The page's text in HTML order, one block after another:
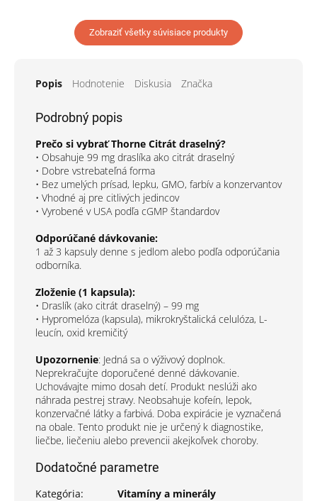
Zobraziť všetky súvisiace produkty
Popis Hodnotenie Diskusia Značka
Podrobný popis
Prečo si vybrať Thorne Citrát draselný?
• Obsahuje 99 mg draslíka ako citrát draselný
• Dobre vstrebateľná forma
• Bez umelých prísad, lepku, GMO, farbív a konzervantov
• Vhodné aj pre citlivých jedincov
• Vyrobené v USA podľa cGMP štandardov
Odporúčané dávkovanie:
1 až 3 kapsuly denne s jedlom alebo podľa odporúčania
odborníka.
Zloženie (1 kapsula):
• Draslík (ako citrát draselný) – 99 mg
• Hypromelóza (kapsula), mikrokryštalická celulóza, L-
leucín, oxid kremičitý
Upozornenie: Jedná sa o výživový doplnok.
Neprekračujte doporučené denné dávkovanie.
Uchovávajte mimo dosah detí. Produkt neslúži ako
náhrada pestrej stravy. Neobsahuje kofeín, lepok,
konzervačné látky a farbivá. Doba expirácie je vyznačená
na obale. Tento produkt nie je určený k diagnostike,
liečbe, liečeniu alebo prevencii akejkoľvek choroby.
Dodatočné parametre
Kategória:
Vitamíny a minerály